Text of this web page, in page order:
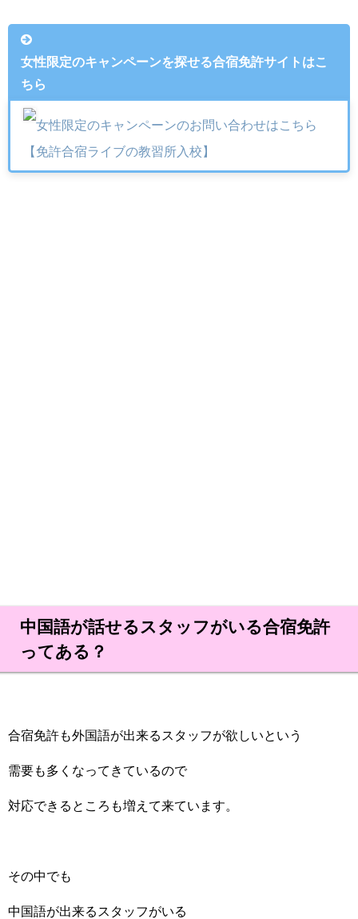
女性限定のキャンペーンを探せる合宿免許サイトはこ
ちら
女性限定のキャンペーンのお問い合わせはこちら
【免許合宿ライブの教習所入校】
中国語が話せるスタッフがいる合宿免許
ってある？
合宿免許も外国語が出来るスタッフが欲しいという
需要も多くなってきているので
対応できるところも増えて来ています。
その中でも
中国語が出来るスタッフがいる